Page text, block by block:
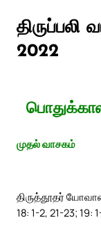
2022
முதல் வாசகம்
திருத்தூதர் யோவான்
18: 1-2, 21-23; 19: